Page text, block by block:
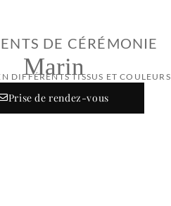
DE CÉRÉMONIE
Marin
DIFFÉRENTS TISSUS ET COULEURS
Prise de rendez-vous